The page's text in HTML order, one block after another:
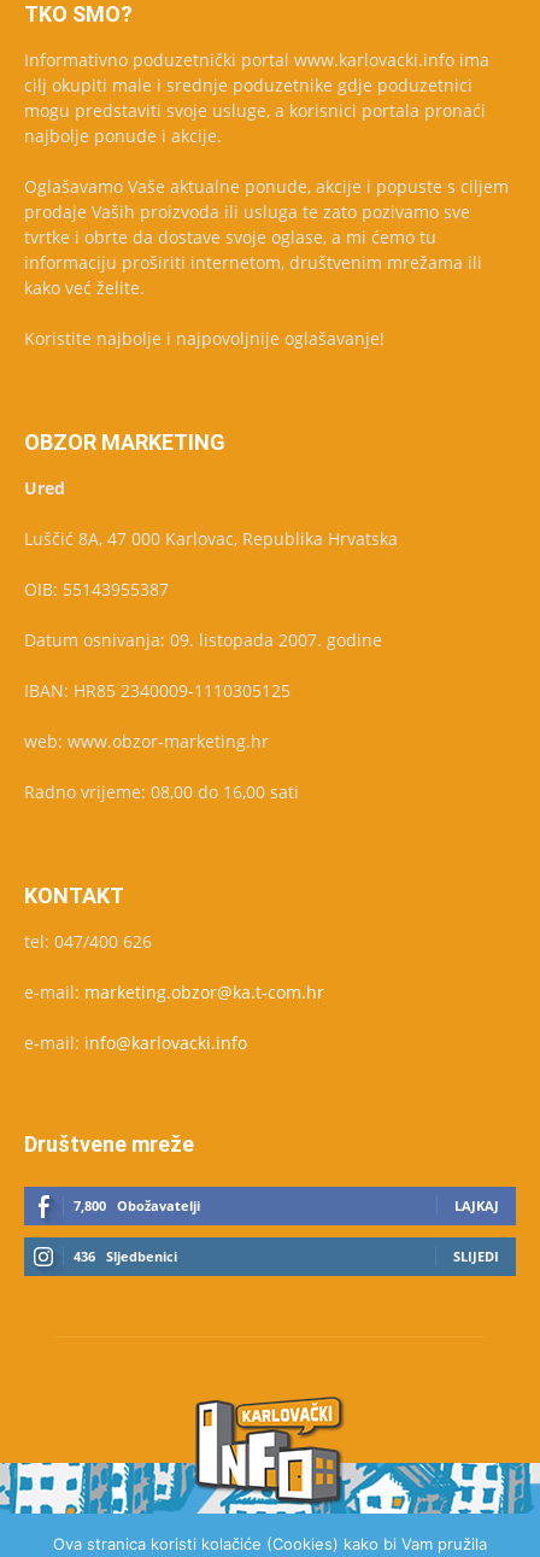
TKO SMO?
Informativno poduzetnički portal www.karlovacki.info ima
cilj okupiti male i srednje poduzetnike gdje poduzetnici
mogu predstaviti svoje usluge, a korisnici portala pronaći
najbolje ponude i akcije.
Oglašavamo Vaše aktualne ponude, akcije i popuste s ciljem
prodaje Vaših proizvoda ili usluga te zato pozivamo sve
tvrtke i obrte da dostave svoje oglase, a mi ćemo tu
informaciju proširiti internetom, društvenim mrežama ili
kako već želite.
Koristite najbolje i najpovoljnije oglašavanje!
OBZOR MARKETING
Ured
Luščić 8A, 47 000 Karlovac, Republika Hrvatska
OIB: 55143955387
Datum osnivanja: 09. listopada 2007. godine
IBAN: HR85 2340009-1110305125
web: www.obzor-marketing.hr
Radno vrijeme: 08,00 do 16,00 sati
KONTAKT
tel: 047/400 626
e-mail: marketing.obzor@ka.t-com.hr
e-mail: info@karlovacki.info
Društvene mreže
7,800 Obožavatelji LAJKAJ
436 Sljedbenici SLIJEDI
Ova stranica koristi kolačiće (Cookies) kako bi Vam pružila